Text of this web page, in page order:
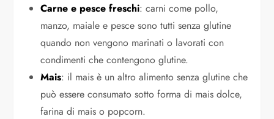
Carne e pesce freschi: carni come pollo,
manzo, maiale e pesce sono tutti senza glutine
quando non vengono marinati o lavorati con
condimenti che contengono glutine.
Mais: il mais è un altro alimento senza glutine che
può essere consumato sotto forma di mais dolce,
farina di mais o popcorn.